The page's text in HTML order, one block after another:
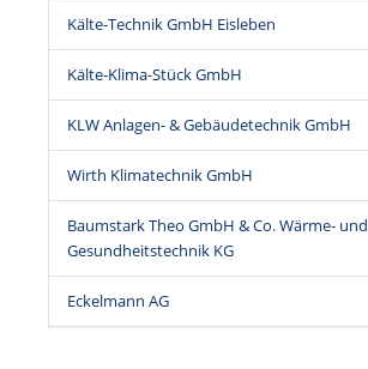
Kälte-Technik GmbH Eisleben
Kälte-Klima-Stück GmbH
KLW Anlagen- & Gebäudetechnik GmbH
Wirth Klimatechnik GmbH
Baumstark Theo GmbH & Co. Wärme- und
Gesundheitstechnik KG
Eckel­mann AG